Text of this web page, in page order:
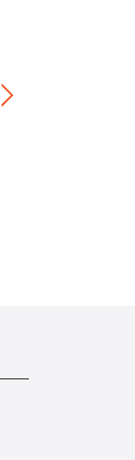
滿一件享7折，滿四件享6折